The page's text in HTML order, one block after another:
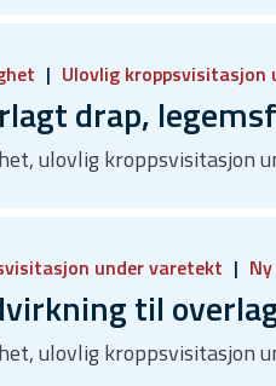
Ulovlig kroppsvisitasjon
drap,
ulovlig kroppsvisitasjon
under varetekt
til
ulovlig kroppsvisitasjon